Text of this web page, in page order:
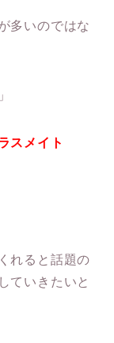
多いのではな
」
スメイト
れると話題の
ていきたいと